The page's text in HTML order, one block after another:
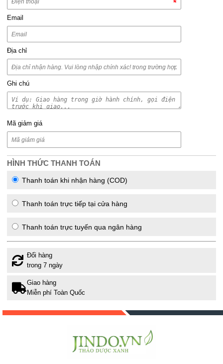
Email
Địa chỉ
Ghi chú
Mã giảm giá
HÌNH THỨC THANH TOÁN
Thanh toán khi nhận hàng (COD)
Thanh toán trực tiếp tại cửa hàng
Thanh toán trực tuyến qua ngân hàng
Đổi hàng
trong 7 ngày
Giao hàng
Miễn phí Toàn Quốc